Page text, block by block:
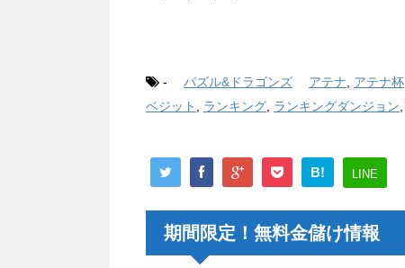
- パズル&ドラゴンズ アテナ アテナ杯
ベジット
ランキング ランキングダンジョン
B! LINE
期間限定！無料金儲け情報